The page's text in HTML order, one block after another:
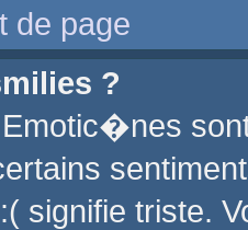
de page
?
signifie triste.